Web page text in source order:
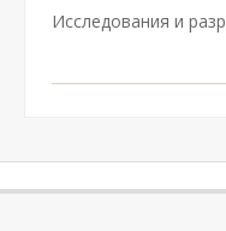
Исследования и